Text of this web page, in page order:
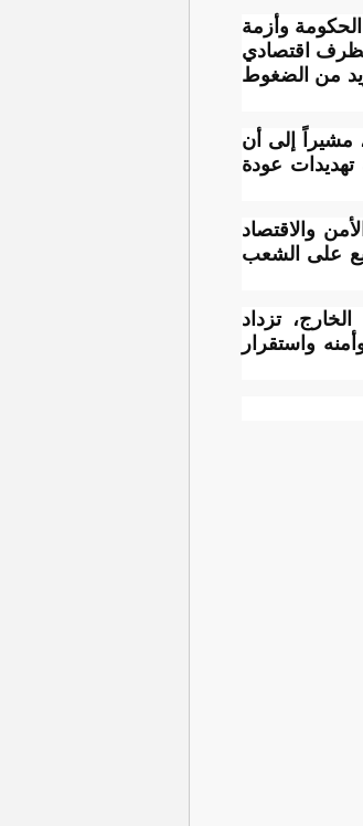
وأزمة
بظرف اقتصادي
من الضغوط
مشيراً إلى أن
تهديدات عودة
والاقتصاد
على الشعب
تزداد
واستقرار